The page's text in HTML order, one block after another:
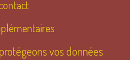
vos données